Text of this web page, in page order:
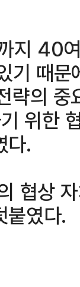
지 40
기 때
략의
위한
다.
협상
붙였다.